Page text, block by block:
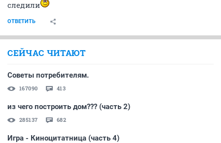
следили
ОТВЕТИТЬ
СЕЙЧАС ЧИТАЮТ
Советы потребителям.
167090 413
из чего построить дом??? (часть 2)
285137 682
Игра - Киноцитатница (часть 4)